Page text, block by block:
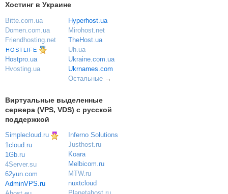
Хостинг в Украине
Bitte.com.ua
Domen.com.ua
Friendhosting.net
HOSTLIFE
Hostpro.ua
Hvosting.ua
Hyperhost.ua
Mirohost.net
TheHost.ua
Uh.ua
Ukraine.com.ua
Ukrnames.com
Остальные→
Виртуальные выделенные
сервера (VPS, VDS) с русской
поддержкой
Simplecloud.ru
1cloud.ru
1Gb.ru
4Server.su
62yun.com
AdminVPS.ru
Inferno Solutions
Justhost.ru
Koara
Melbicom.ru
MTW.ru
nuxtcloud